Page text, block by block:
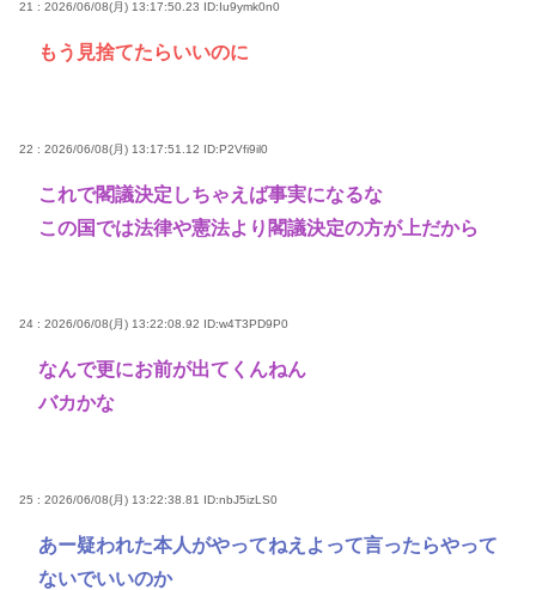
21 : 2026/06/08(月) 13:17:50.23 ID:Iu9ymk0n0
もう見捨てたらいいのに
22 : 2026/06/08(月) 13:17:51.12 ID:P2Vfi9il0
これで閣議決定しちゃえば事実になるな
この国では法律や憲法より閣議決定の方が上だから
24 : 2026/06/08(月) 13:22:08.92 ID:w4T3PD9P0
なんで更にお前が出てくんねん
バカかな
25 : 2026/06/08(月) 13:22:38.81 ID:nbJ5izLS0
あー疑われた本人がやってねえよって言ったらやって
ないでいいのか